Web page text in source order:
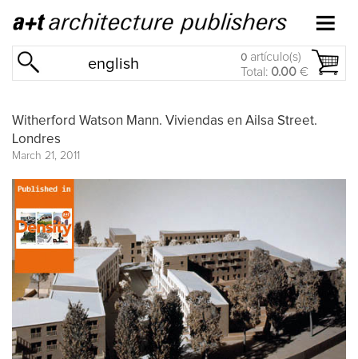
english 0 artículo(s)
Total: 0.00 €
Witherford Watson Mann. Viviendas en Ailsa Street.
Londres
March 21, 2011